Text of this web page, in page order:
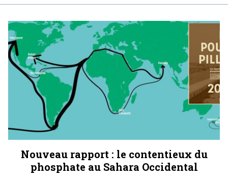
Nouveau rapport : le contentieux du
phosphate au Sahara Occidental